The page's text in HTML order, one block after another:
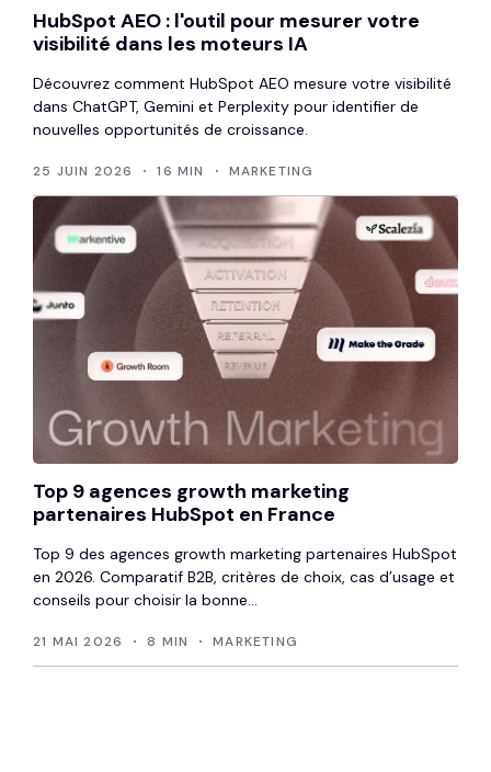
HubSpot AEO : l'outil pour mesurer votre
visibilité dans les moteurs IA
Découvrez comment HubSpot AEO mesure votre visibilité
dans ChatGPT, Gemini et Perplexity pour identifier de
nouvelles opportunités de croissance.
25 JUIN 2026 16 MIN MARKETING
Top 9 agences growth marketing
partenaires HubSpot en France
Top 9 des agences growth marketing partenaires HubSpot
en 2026. Comparatif B2B, critères de choix, cas d’usage et
conseils pour choisir la bonne...
21 MAI 2026 8 MIN MARKETING